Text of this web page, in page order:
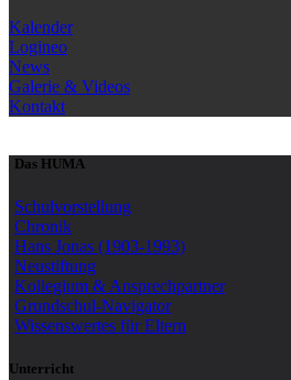
Kalender
Logineo
News
Galerie & Videos
Kontakt
Das HUMA
Schulvorstellung
Chronik
Hans Jonas (1903-1993)
Neustiftung
Kollegium & Ansprechpartner
Grundschul-Navigator
Wissenswertes für Eltern
Unterricht